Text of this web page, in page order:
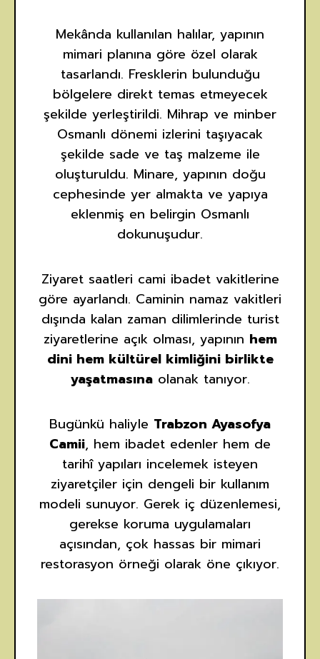
Mekânda kullanılan halılar, yapının
mimari planına göre özel olarak
tasarlandı. Fresklerin bulunduğu
bölgelere direkt temas etmeyecek
şekilde yerleştirildi. Mihrap ve minber
Osmanlı dönemi izlerini taşıyacak
şekilde sade ve taş malzeme ile
oluşturuldu. Minare, yapının doğu
cephesinde yer almakta ve yapıya
eklenmiş en belirgin Osmanlı
dokunuşudur.
Ziyaret saatleri cami ibadet vakitlerine
göre ayarlandı. Caminin namaz vakitleri
dışında kalan zaman dilimlerinde turist
ziyaretlerine açık olması, yapının hem
dini hem kültürel kimliğini birlikte
yaşatmasınaolanak tanıyor.
Bugünkü haliyle Trabzon Ayasofya
Camii, hem ibadet edenler hem de
tarihî yapıları incelemek isteyen
ziyaretçiler için dengeli bir kullanım
modeli sunuyor. Gerek iç düzenlemesi,
gerekse koruma uygulamaları
açısından, çok hassas bir mimari
restorasyon örneği olarak öne çıkıyor.